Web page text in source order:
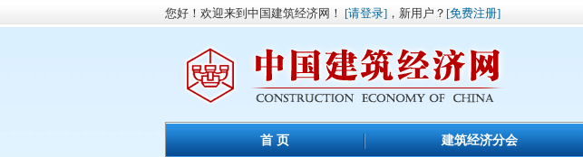
您好！欢迎来到中国建筑经济网！ [请登录] ，新用户？ [免费注册]
首 页 建筑经济分会